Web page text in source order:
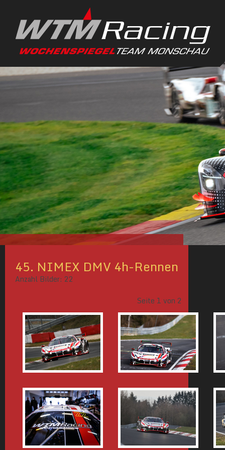
45. NIMEX DMV 4h-Rennen
Anzahl Bilder: 22
Seite 1 von 2